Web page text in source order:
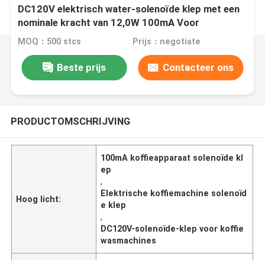
DC120V elektrisch water-solenoïde klep met een
nominale kracht van 12,0W 100mA Voor
koffiezetapparaat
MOQ：500 stcs Prijs：negotiate
Beste prijs Contacteer ons
PRODUCTOMSCHRIJVING
Hoog licht:
100mA koffieapparaat solenoïde kl
ep
,
Elektrische koffiemachine solenoïd
e klep
,
DC120V-solenoïde-klep voor koffie
wasmachines